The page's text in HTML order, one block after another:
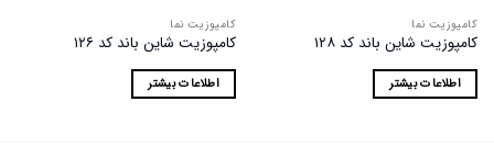
کامپوزیت نما
کامپوزیت شاین باند کد ۱۲۸
اطلاعات بیشتر
کامپوزیت نما
کامپوزیت شاین باند کد ۱۲۶
اطلاعات بیشتر